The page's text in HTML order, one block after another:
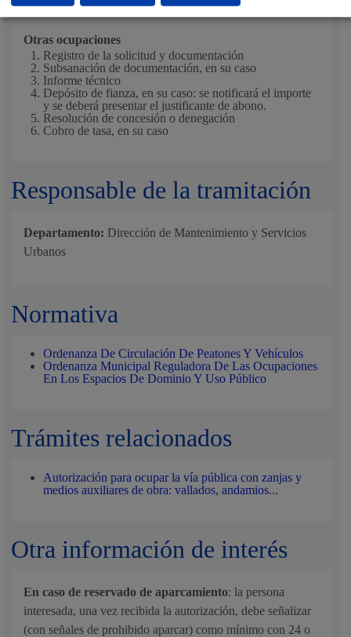
Otras ocupaciones
Registro de la solicitud y documentación
Subsanación de documentación, en su caso
Informe técnico
Depósito de fianza, en su caso: se notificará el importe
y se deberá presentar el justificante de abono.
Resolución de concesión o denegación
Cobro de tasa, en su caso
Responsable de la tramitación
Departamento: Dirección de Mantenimiento y Servicios
Urbanos
Normativa
Ordenanza De Circulación De Peatones Y Vehículos
Ordenanza Municipal Reguladora De Las Ocupaciones
En Los Espacios De Dominio Y Uso Público
Trámites relacionados
Autorización para ocupar la vía pública con zanjas y
medios auxiliares de obra: vallados, andamios...
Otra información de interés
En caso de reservado de aparcamiento: la persona
interesada, una vez recibida la autorización, debe señalizar
(con señales de prohibido aparcar) como mínimo con 24 o